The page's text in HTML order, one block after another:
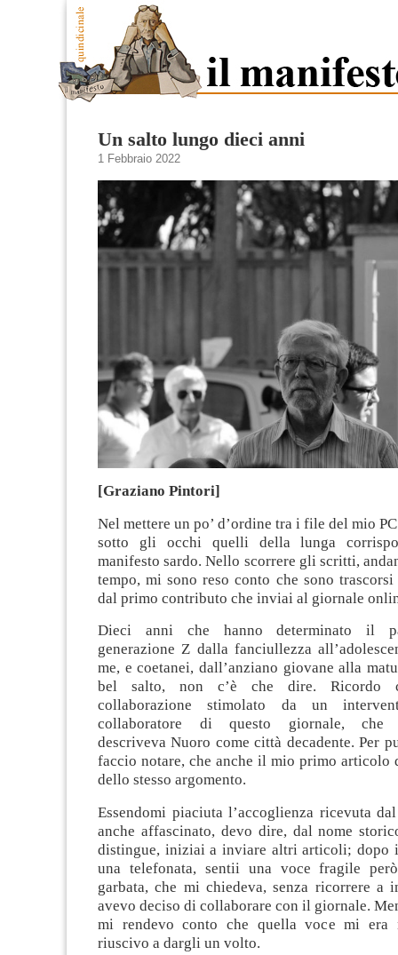
Un salto lungo dieci anni
1 Febbraio 2022
[Graziano Pintori]
Nel mettere un po’ d’ordine tra i file del mio
sotto gli occhi quelli della lunga
manifesto sardo. Nello scorrere gli scritti,
tempo, mi sono reso conto che sono
dal primo contributo che inviai al giornale
Dieci anni che hanno determinato il
generazione Z dalla fanciullezza
me, e coetanei, dall’anziano giovane alla
bel salto, non c’è che dire. Ricordo
collaborazione stimolato da un
collaboratore di questo giornale, che
descriveva Nuoro come città decadente. Per
faccio notare, che anche il mio primo articolo
dello stesso argomento.
Essendomi piaciuta l’accoglienza ricevuta
anche affascinato, devo dire, dal nome
distingue, iniziai a inviare altri articoli; dopo
una telefonata, sentii una voce fragile
garbata, che mi chiedeva, senza ricorrere a
avevo deciso di collaborare con il giornale.
mi rendevo conto che quella voce mi era
riuscivo a dargli un volto.